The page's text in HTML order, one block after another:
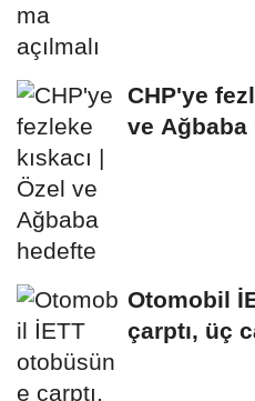
CHP'ye
ve Ağbaba
Otomobil
çarptı, üç